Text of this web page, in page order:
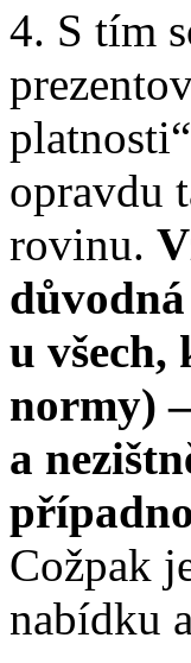
4. S tím
opravdu
rovinu.
u
normy)
a
Cožpak
nabídku